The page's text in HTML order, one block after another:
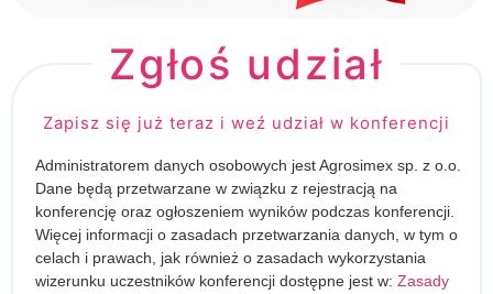
Zgłoś udział
Zapisz się już teraz i weź udział w konferencji
Administratorem danych osobowych jest Agrosimex sp. z o.o.
Dane będą przetwarzane w związku z rejestracją na
konferencję oraz ogłoszeniem wyników podczas konferencji.
Więcej informacji o zasadach przetwarzania danych, w tym o
celach i prawach, jak również o zasadach wykorzystania
wizerunku uczestników konferencji dostępne jest w: Zasady